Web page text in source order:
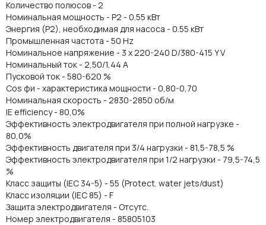
Количество полюсов - 2
Номинальная мощность - P2 - 0.55 кВт
Энергия (Р2), необходимая для насоса - 0.55 кВт
Промышленная частота - 50 Hz
Номинальное напряжение - 3 x 220-240 D/380-415 Y V
Номинальный ток - 2,50/1,44 A
Пусковой ток - 580-620 %
Cos фи - характеристика мощности - 0,80-0,70
Номинальная скорость - 2830-2850 об/м
IE efficiency - 80,0%
Эффективность электродвигателя при полной нагрузке -
80,0%
Эффективность двигателя при 3/4 нагрузки - 81,5-78,5 %
Эффективность электродвигателя при 1/2 нагрузки - 79,5-74,5
%
Класс защиты (IEC 34-5) - 55 (Protect. water jets/dust)
Класс изоляции (IEC 85) - F
Защита электродвигателя - Отсутс.
Номер электродвигателя - 85805103